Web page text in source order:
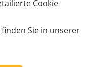
Cookie
Sie in unserer
geht es
schmalen
zu flitzen. 800 m
Wald, Über- und
Jumps führen.